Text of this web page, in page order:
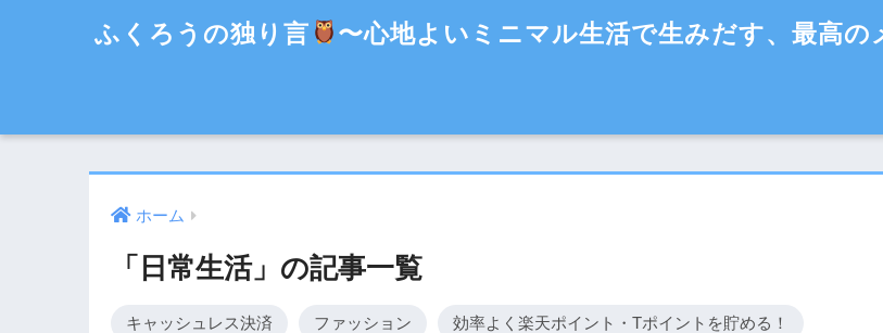
ふくろうの独り言 〜心地よいミニマル生活で生みだす、最高
ホーム
「日常生活」の記事一覧
キャッシュレス決済 ファッション 効率よく楽天ポイント・Tポイントを貯める！